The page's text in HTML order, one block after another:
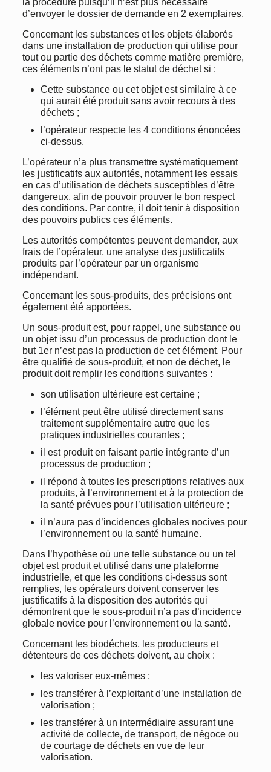
la procédure puisqu’il n’est plus nécessaire
d’envoyer le dossier de demande en 2 exemplaires.
Concernant les substances et les objets élaborés
dans une installation de production qui utilise pour
tout ou partie des déchets comme matière première,
ces éléments n’ont pas le statut de déchet si :
Cette substance ou cet objet est similaire à ce
qui aurait été produit sans avoir recours à des
déchets ;
l’opérateur respecte les 4 conditions énoncées
ci-dessus.
L’opérateur n’a plus transmettre systématiquement
les justificatifs aux autorités, notamment les essais
en cas d’utilisation de déchets susceptibles d’être
dangereux, afin de pouvoir prouver le bon respect
des conditions. Par contre, il doit tenir à disposition
des pouvoirs publics ces éléments.
Les autorités compétentes peuvent demander, aux
frais de l’opérateur, une analyse des justificatifs
produits par l’opérateur par un organisme
indépendant.
Concernant les sous-produits, des précisions ont
également été apportées.
Un sous-produit est, pour rappel, une substance ou
un objet issu d’un processus de production dont le
but 1er n’est pas la production de cet élément. Pour
être qualifié de sous-produit, et non de déchet, le
produit doit remplir les conditions suivantes :
son utilisation ultérieure est certaine ;
l’élément peut être utilisé directement sans
traitement supplémentaire autre que les
pratiques industrielles courantes ;
il est produit en faisant partie intégrante d’un
processus de production ;
il répond à toutes les prescriptions relatives aux
produits, à l’environnement et à la protection de
la santé prévues pour l’utilisation ultérieure ;
il n’aura pas d’incidences globales nocives pour
l’environnement ou la santé humaine.
Dans l’hypothèse où une telle substance ou un tel
objet est produit et utilisé dans une plateforme
industrielle, et que les conditions ci-dessus sont
remplies, les opérateurs doivent conserver les
justificatifs à la disposition des autorités qui
démontrent que le sous-produit n’a pas d’incidence
globale novice pour l’environnement ou la santé.
Concernant les biodéchets, les producteurs et
détenteurs de ces déchets doivent, au choix :
les valoriser eux-mêmes ;
les transférer à l’exploitant d’une installation de
valorisation ;
les transférer à un intermédiaire assurant une
activité de collecte, de transport, de négoce ou
de courtage de déchets en vue de leur
valorisation.